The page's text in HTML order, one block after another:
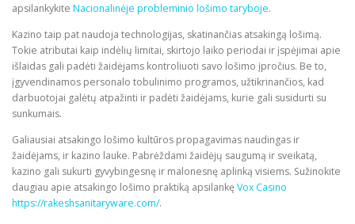
apsilankykite Nacionalinėje probleminio lošimo taryboje.
Kazino taip pat naudoja technologijas, skatinančias atsakingą lošimą.
Tokie atributai kaip indėlių limitai, skirtojo laiko periodai ir įspėjimai apie
išlaidas gali padėti žaidėjams kontroliuoti savo lošimo įpročius. Be to,
įgyvendinamos personalo tobulinimo programos, užtikrinančios, kad
darbuotojai galėtų atpažinti ir padėti žaidėjams, kurie gali susidurti su
sunkumais.
Galiausiai atsakingo lošimo kultūros propagavimas naudingas ir
žaidėjams, ir kazino lauke. Pabrėždami žaidėjų saugumą ir sveikatą,
kazino gali sukurti gyvybingesnę ir malonesnę aplinką visiems. Sužinokite
daugiau apie atsakingo lošimo praktiką apsilankęVox Casino
https://rakeshsanitaryware.com/.